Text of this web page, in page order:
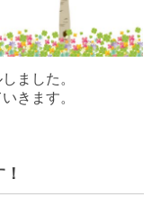
ました。
きます。